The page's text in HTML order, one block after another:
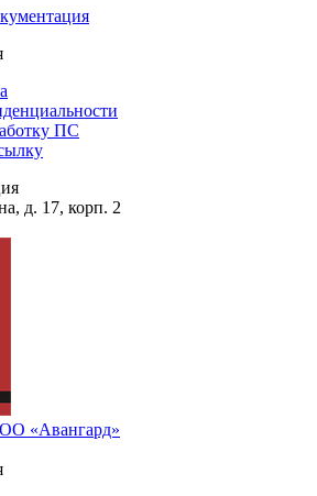
ПС
д. 17, корп. 2
«Авангард»